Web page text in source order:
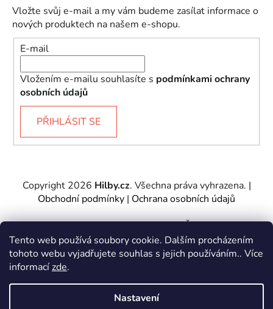
Tento web používá soubory cookie. Dalším procházením
tohoto webu vyjadřujete souhlas s jejich používáním.. Více
informacízde.
Nastavení
Vložte svůj e-mail a my vám budeme zasílat informace o
nových produktech na našem e-shopu.
E-mail
Vložením e-mailu souhlasíte s podmínkami ochrany
osobních údajů
PŘIHLÁSIT SE
Copyright 2026 Hilby.cz. Všechna práva vyhrazena. |
Obchodní podmínky | Ochrana osobních údajů
Provozovatel e-shopu: Hilby CZ s.r.o., IČ: 27467317, se
sídlem Soukenická 2082/7,11000 Praha 1 – Nové
Město.
Společnost je zapsána u Městského soudu v Praze -